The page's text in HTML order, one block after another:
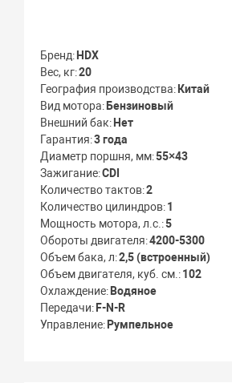
Бренд HDX
Вес, кг 20
География производства Китай
Вид мотора Бензиновый
Внешний бак Нет
Гарантия 3 года
Диаметр поршня, мм 55×43
Зажигание CDI
Количество тактов 2
Количество цилиндров 1
Мощность мотора, л.с. 5
Обороты двигателя 4200-5300
Объем бака, л 2,5 (встроенный)
Объем двигателя, куб. см.
102
Охлаждение Водяное
Передачи F-N-R
Управление Румпельное